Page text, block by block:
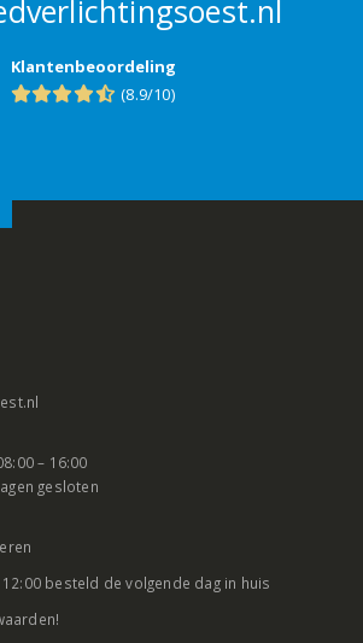
Klantenbeoordeling
(8.9/10)
– 16:00
gesloten
besteld de volgende dag in huis
!